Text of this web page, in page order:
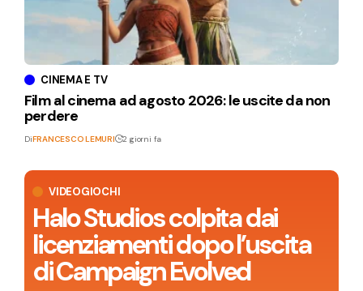
VIDEOGIOCHI
Halo Studios colpita dai
licenziamenti dopo l’uscita
di Campaign Evolved
CINEMA E TV
Film al cinema ad agosto 2026: le uscite da non
perdere
DiFRANCESCO LEMURI 2 giorni fa